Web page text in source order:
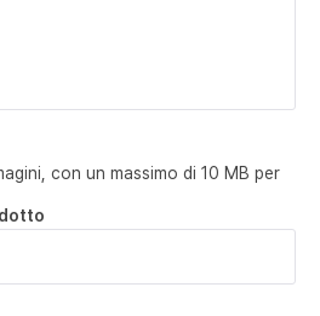
con un massimo di 10 MB per